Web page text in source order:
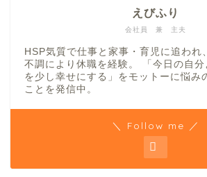
会社員 兼 主夫
えびふり
HSP気質で仕事と家事・育児に追われ
不調により休職を経験。 「今日の自分
を少し幸せにする」をモットーに悩み
ことを発信中。
＼ Follow me ／